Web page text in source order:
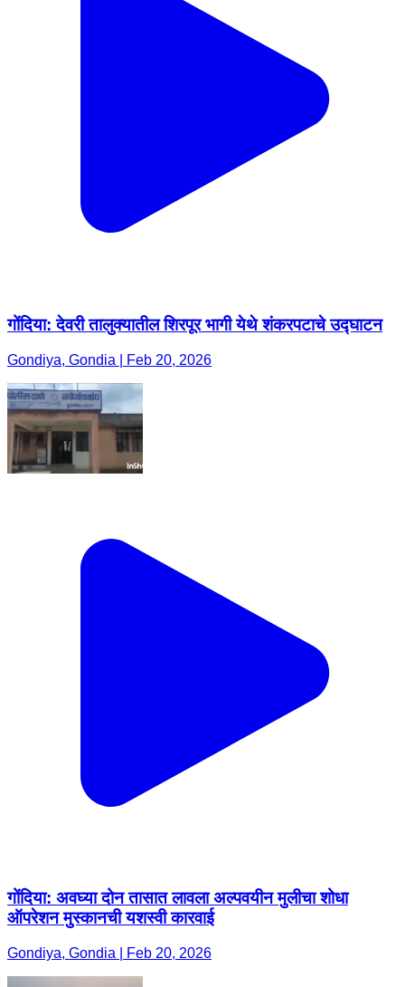
गोंदिया: देवरी तालुक्यातील शिरपूर भागी येथे शंकरपटाचे उद्घाटन
Gondiya, Gondia | Feb 20, 2026
गोंदिया: अवघ्या दोन तासात लावला अल्पवयीन मुलीचा शोधा
ऑपरेशन मुस्कानची यशस्वी कारवाई
Gondiya, Gondia | Feb 20, 2026